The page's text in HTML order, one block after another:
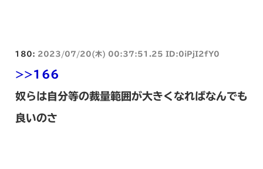
180: 2023/07/20(木) 00:37:51.25 ID:0iPjI2fY0
>>166
奴らは自分等の裁量範囲が大きくなればなんでも
良いのさ